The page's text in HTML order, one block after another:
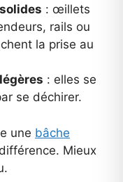
: œillets
rails ou
la prise au
: elles se
se déchirer.
une bâche
Mieux